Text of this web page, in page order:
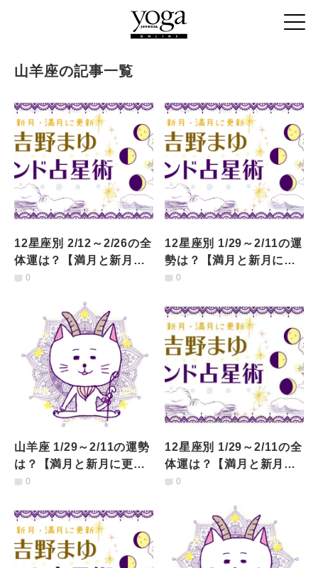
山羊座の記事一覧
12星座別 2/12～2/26の全
体運は？【満月と新月に
更新！インド占星術】
0
12星座別 1/29～2/11の運
勢は？【満月と新月に更
新！インド占星術】
0
山羊座 1/29～2/11の運勢
は？【満月と新月に更
新！インド占星術】
0
12星座別 1/29～2/11の全
体運は？【満月と新月に
更新！インド占星術】
0